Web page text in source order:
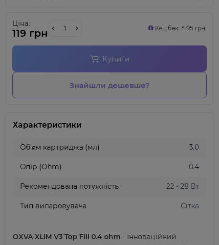
Ціна:
119 грн Кешбек: 5.95 грн.
Купити
Знайшли дешевше?
Характеристики
Об'єм картриджа (мл) 3.0
Опір (Ohm) 0.4
Рекомендована потужність 22 - 28 Вт
Тип випаровувача Сітка
OXVA XLIM V3 Top Fill 0.4 ohm - інноваційний